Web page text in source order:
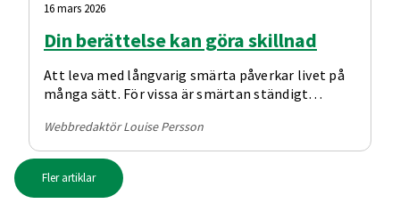
16 mars 2026
Din berättelse kan göra skillnad
Att leva med långvarig smärta påverkar livet på
många sätt. För vissa är smärtan ständigt
känslan av att behöva anpassa vardagen är något
många delar.
Webbredaktör Louise Persson
Fler artiklar